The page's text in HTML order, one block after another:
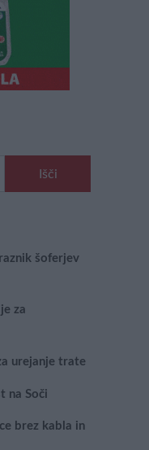
šoferjev
za
urejanje trate
na Soči
brez kabla in